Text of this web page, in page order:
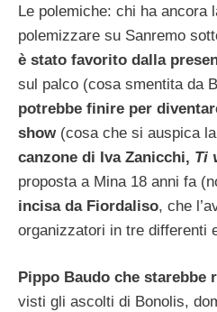
Le polemiche: chi ha ancora
polemizzare su Sanremo
è stato favorito dalla
sul palco (cosa smentita da
potrebbe finire per
show (cosa che si auspica
canzone di Iva Zanicchi, Ti
proposta a Mina 18 anni fa
incisa da Fiordaliso, che
organizzatori in tre differenti
Pippo Baudo che starebbe
visti gli ascolti di Bonolis,